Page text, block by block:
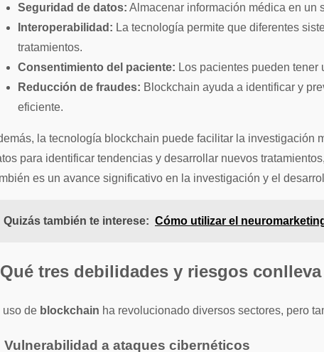
Seguridad de datos: Almacenar información médica en un
Interoperabilidad: La tecnología permite que diferentes
tratamientos.
Consentimiento del paciente: Los pacientes pueden
Reducción de fraudes: Blockchain ayuda a identificar y
eficiente.
la tecnología blockchain puede facilitar la investigación
para identificar tendencias y desarrollar nuevos
es un avance significativo en la investigación y el
Quizás también te interese: Cómo utilizar el
tres debilidades y riesgos
uso de blockchain ha revolucionado diversos sectores, pero
Vulnerabilidad a ataques cibernéticos